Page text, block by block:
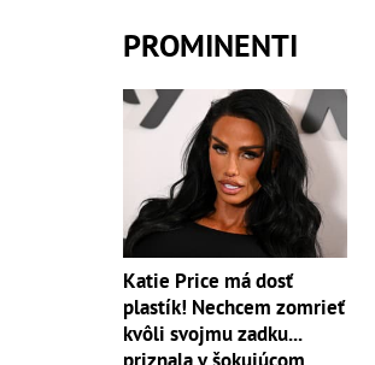
PROMINENTI
Katie Price má dosť
plastík! Nechcem zomrieť
kvôli svojmu zadku...